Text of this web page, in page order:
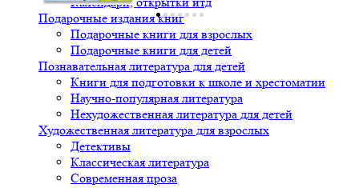
Подарочные издания книг
Подарочные книги для взрослых
Подарочные книги для детей
Познавательная литература для детей
Книги для подготовки к школе и хрестоматии
Научно-популярная литература
Нехудожественная литература для детей
Художественная литература для взрослых
Детективы
Классическая литература
Современная проза